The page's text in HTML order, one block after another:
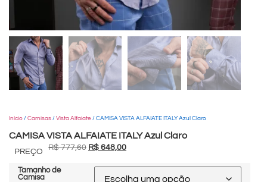
Início / Camisas / Vista Alfaiate / CAMISA VISTA ALFAIATE ITALY Azul Claro
CAMISA VISTA ALFAIATE ITALY Azul Claro
PREÇO
R$777,60 R$ 648,00
Tamanho de
Camisa